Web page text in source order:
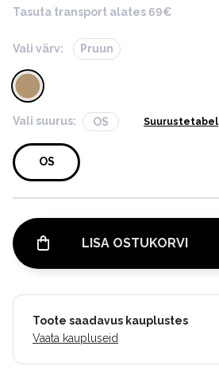
Tasuta transport alates 69€
Vali värv: Pruun
Vali suurus: OS Suurustetabel
OS
LISA OSTUKORVI
Toote saadavus kauplustes
Vaata kaupluseid